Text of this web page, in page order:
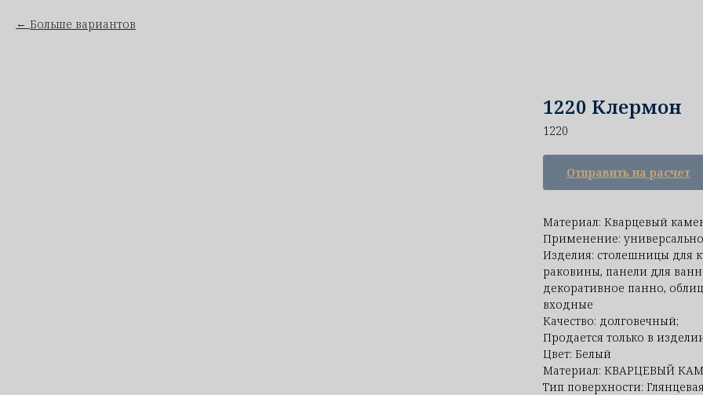
Больше вариантов
1220 Клермон
1220
Отправить на расчет
Материал: Кварцевый
Применение:
Изделия: столешницы для
раковины, панели для
декоративное панно,
входные
Качество: долговечный;
Продается только в
Цвет: Белый
Материал: КВАРЦЕВЫЙ
Тип поверхности: Глянцевая